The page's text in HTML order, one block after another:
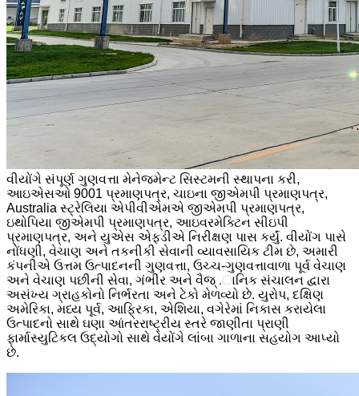
વીયોંગે સંપૂર્ણ ગુણવત્તા મેનેજમેન્ટ સિસ્ટમની સ્થાપના કરી,
આઇએસઓ 9001 પ્રમાણપત્ર, ચાઇના જીએમપી પ્રમાણપત્ર,
Australia સ્ટ્રેલિયા એપીવીએમએ જીએમપી પ્રમાણપત્ર,
ઇથોપિયા જીએમપી પ્રમાણપત્ર, આઇવરમેક્ટિન સીઇપી
પ્રમાણપત્ર, અને યુએસ એફડીએ નિરીક્ષણ પાસ કર્યું. વીયોંગ પાસે
નોંધણી, વેચાણ અને તકનીકી સેવાની વ્યાવસાયિક ટીમ છે, અમારી
કંપનીએ ઉત્તમ ઉત્પાદનની ગુણવત્તા, ઉચ્ચ-ગુણવત્તાવાળા પૂર્વ વેચાણ
અને વેચાણ પછીની સેવા, ગંભીર અને વૈજ્ .ાનિક સંચાલન દ્વારા
અસંખ્ય ગ્રાહકોનો નિર્ભરતા અને ટેકો મેળવ્યો છે. યુરોપ, દક્ષિણ
અમેરિકા, મધ્ય પૂર્વ, આફ્રિકા, એશિયા, વગેરેમાં નિકાસ કરાયેલા
ઉત્પાદનો સાથે ઘણા આંતરરાષ્ટ્રીય સ્તરે જાણીતા પ્રાણી
ફાર્માસ્યુટિકલ ઉદ્યોગો સાથે વેયોંગે લાંબા ગાળાના સહયોગ આપ્યો
છે.